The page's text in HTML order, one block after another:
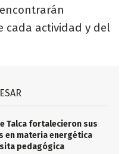
cada actividad y del
Talca fortalecieron sus
en materia energética
pedagógica